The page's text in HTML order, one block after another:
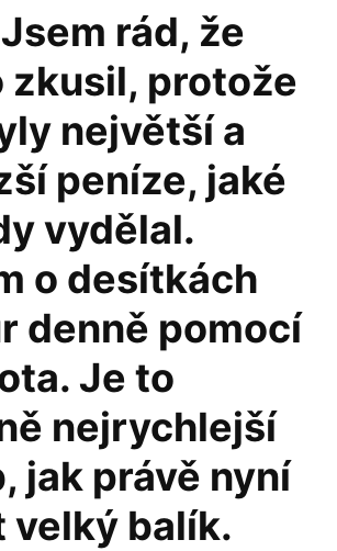
rád, že
zkusil, protože
největší a
peníze, jaké
vydělal.
o desítkách
denně pomocí
Je to
nejrychlejší
jak právě nyní
velký balík.